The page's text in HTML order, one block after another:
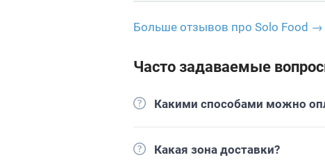
Больше отзывов про Solo Food →
Часто задаваемые
Какими способами можно
Какая зона доставки?